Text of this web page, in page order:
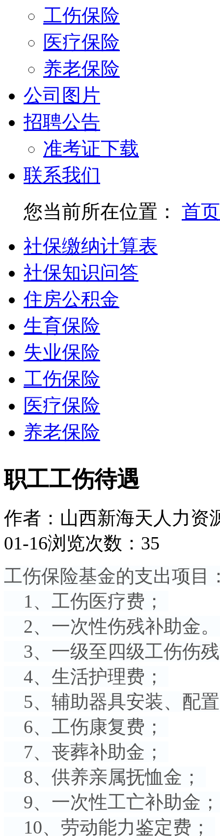
工伤保险
医疗保险
养老保险
公司图片
招聘公告
准考证下载
联系我们
您当前所在位置：
首页
社保缴纳计算表
社保知识问答
住房公积金
生育保险
失业保险
工伤保险
医疗保险
养老保险
职工工伤待遇
作者：山西新海天人力资
01-16浏览次数：35
工伤保险基金的支出项目
1、工伤医疗费；
2、一次性伤残补助金
3、一级至四级工伤伤
4、生活护理费；
5、辅助器具安装、配
6、工伤康复费；
7、丧葬补助金；
8、供养亲属抚恤金；
9、一次性工亡补助金
10、劳动能力鉴定费；